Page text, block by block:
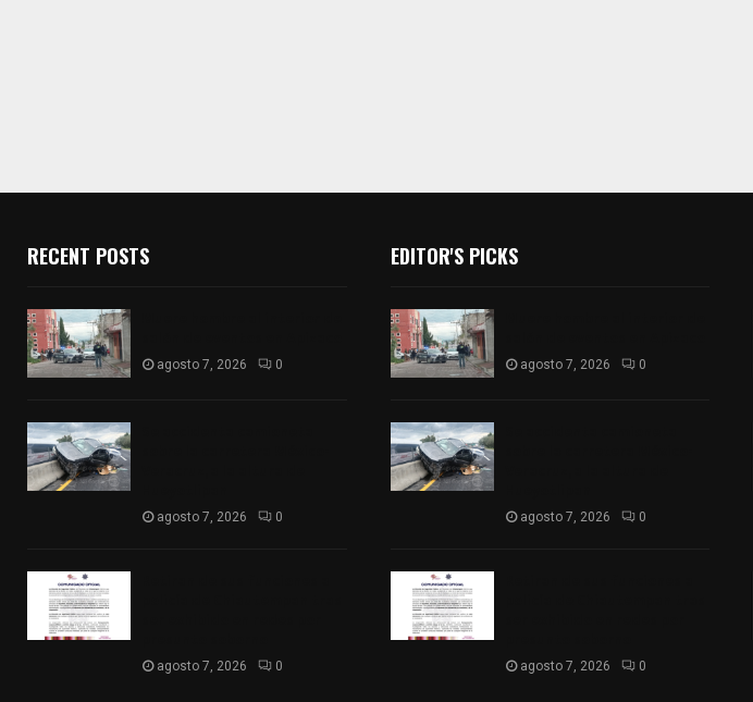
RECENT POSTS
agosto 7, 2026 0
agosto 7, 2026 0
agosto 7, 2026 0
EDITOR'S PICKS
agosto 7, 2026 0
agosto 7, 2026 0
agosto 7, 2026 0